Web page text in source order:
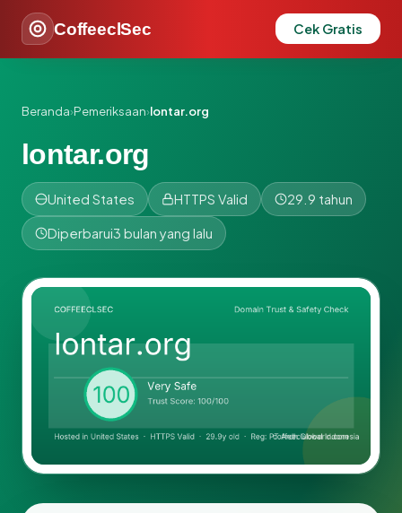
CoffeeclSec Cek Gratis
Beranda›Pemeriksaan›lontar.org
lontar.org
United States HTTPS Valid 29.9 tahun
Diperbarui3 bulan yang lalu